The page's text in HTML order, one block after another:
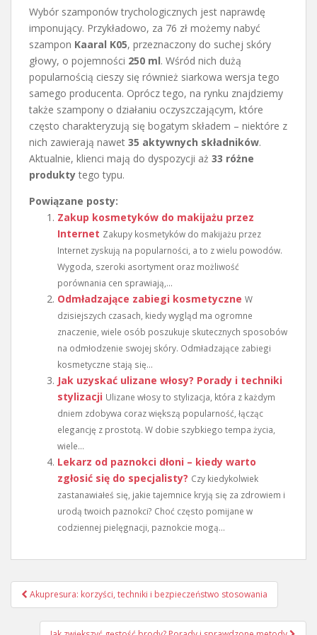
Wybór szamponów trychologicznych jest naprawdę
imponujący. Przykładowo, za 76 zł możemy nabyć
szampon Kaaral K05, przeznaczony do suchej skóry
głowy, o pojemności 250 ml. Wśród nich dużą
popularnością cieszy się również siarkowa wersja tego
samego producenta. Oprócz tego, na rynku znajdziemy
także szampony o działaniu oczyszczającym, które
często charakteryzują się bogatym składem – niektóre z
nich zawierają nawet 35 aktywnych składników.
Aktualnie, klienci mają do dyspozycji aż 33 różne
produkty tego typu.
Powiązane posty:
Zakup kosmetyków do makijażu przez
Internet Zakupy kosmetyków do makijażu przez
Internet zyskują na popularności, a to z wielu powodów.
Wygoda, szeroki asortyment oraz możliwość
porównania cen sprawiają,...
Odmładzające zabiegi kosmetyczne W
dzisiejszych czasach, kiedy wygląd ma ogromne
znaczenie, wiele osób poszukuje skutecznych sposobów
na odmłodzenie swojej skóry. Odmładzające zabiegi
kosmetyczne stają się...
Jak uzyskać ulizane włosy? Porady i techniki
stylizacji Ulizane włosy to stylizacja, która z każdym
dniem zdobywa coraz większą popularność, łącząc
elegancję z prostotą. W dobie szybkiego tempa życia,
wiele...
Lekarz od paznokci dłoni – kiedy warto
zgłosić się do specjalisty? Czy kiedykolwiek
zastanawiałeś się, jakie tajemnice kryją się za zdrowiem i
urodą twoich paznokci? Choć często pomijane w
codziennej pielęgnacji, paznokcie mogą...
Nawigacja
wpisu
Akupresura: korzyści, techniki i bezpieczeństwo stosowania